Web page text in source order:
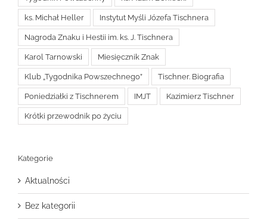
ks. Michał Heller Instytut Myśli Józefa Tischnera
Nagroda Znaku i Hestii im. ks. J. Tischnera
Karol Tarnowski Miesięcznik Znak
Klub „Tygodnika Powszechnego” Tischner. Biografia
Poniedziałki z Tischnerem IMJT Kazimierz Tischner
Krótki przewodnik po życiu
Kategorie
Aktualności
Bez kategorii